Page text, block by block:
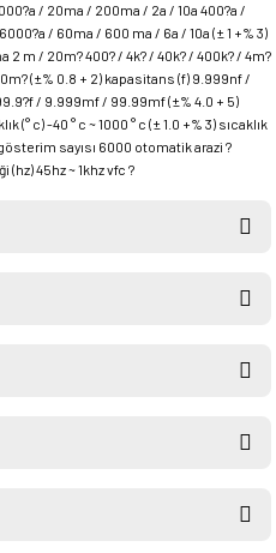
/ 20ma / 200ma / 2a / 10a 400?a /
/ 60ma / 600 ma / 6a / 10a (± 1 +% 3)
2 m / 20m? 400? / 4k? / 40k? / 400k? / 4m?
(±% 0.8 + 2) kapasitans (f) 9.999nf /
/ 9.999mf / 99.99mf (±% 4.0 + 5)
(° c) -40 ° c ~ 1000 ° c (± 1.0 +% 3) sıcaklık
gösterim sayısı 6000 otomatik arazi ?
45hz ~ 1khz vfc ?
kullanarak tarafımıza